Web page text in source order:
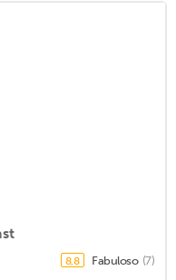
8,8 Fabuloso (7)